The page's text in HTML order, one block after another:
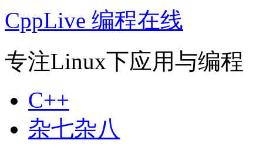
CppLive 编程在线
专注Linux下应用与编程
C++
杂七杂八